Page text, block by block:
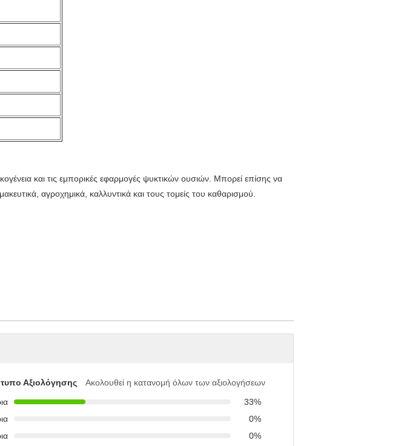
και τις εμπορικές εφαρμογές ψυκτικών ουσιών. Μπορεί επίσης να
αγροχημικά, καλλυντικά και τους τομείς του καθαρισμού.
Αξιολόγησης
Ακολουθεί η κατανομή όλων των αξιολογήσεων
33%
0%
0%